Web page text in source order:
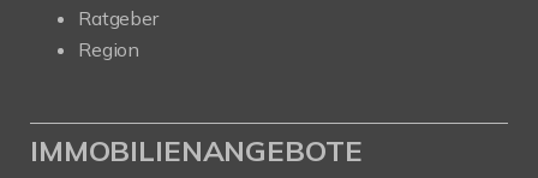
Ratgeber
Region
IMMOBILIENANGEBOTE